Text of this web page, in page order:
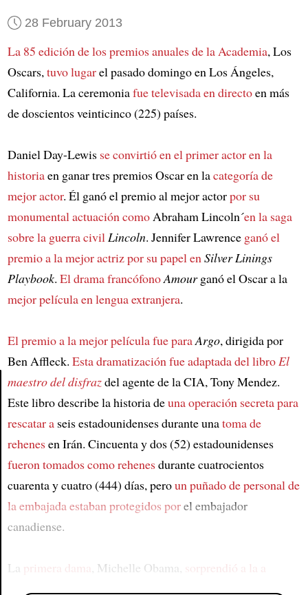
Article
28 February 2013
La 85 edición de los premios anuales de la Academia, Los
Oscars,tuvo lugarel pasado domingo en Los Ángeles,
California. La ceremoniafue televisada en directoen más
de doscientos veinticinco (225) países.
Daniel Day-Lewis se convirtió en el primer actor en la
historiaen ganar tres premios Oscar en lacategoría de
mejor actor. Él ganó el premio al mejor actorpor su
monumental actuación comoAbraham Lincoln´en la saga
sobre la guerra civilLincoln. Jennifer Lawrence ganó el
premio a la mejor actriz por su papel enSilver Linings
Playbook. El drama francófonoAmourganó el Oscar a la
mejor película en lengua extranjera.
El premio a la mejor película fue paraArgo, dirigida por
Ben Affleck. Esta dramatización fue adaptada del libroEl
maestro del disfrazdel agente de la CIA, Tony Mendez.
Este libro describe la historia deuna operación secreta para
rescatar aseis estadounidenses durante unatoma de
rehenesen Irán. Cincuenta y dos (52) estadounidenses
fueron tomados como rehenesdurante cuatrocientos
cuarenta y cuatro (444) días, peroun puñado de personal de
la embajada estaban protegidos porel embajador
canadiense.
La primera dama , Michelle Obama, sorprendió a la a